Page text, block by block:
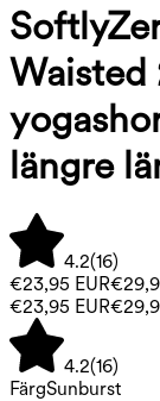
Waisted
längre
4.2(16)
€23,95 EUR
€23,95 EUR
4.2(16)
FärgSunburst